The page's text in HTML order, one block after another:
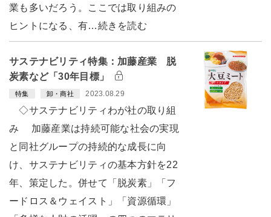
業も多いだろう。ここでは取り組みの
ヒントになる、有…続きを読む
サステナビリティ特集：加藤産業 脱
炭素など「30年目標」
特集 卸・商社 2023.08.29
◇サステナビリティわが社の取り組
み 加藤産業は持続可能な社会の実現
と同社グループの持続的な成長に向
け、サステナビリティの基本方針を22
年、策定した。併せて「脱炭素」「フ
ードロス＆ウェイスト」「資源循環」